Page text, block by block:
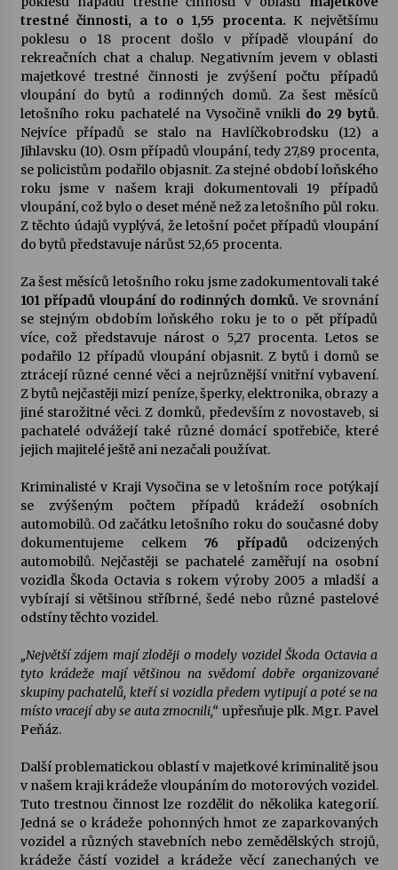
trestné činnosti, a to o 1,55 procenta. K největšímu
poklesu o 18 procent došlo v případě vloupání do
rekreačních chat a chalup. Negativním jevem v oblasti
majetkové trestné činnosti je zvýšení počtu případů
vloupání do bytů a rodinných domů. Za šest měsíců
letošního roku pachatelé na Vysočině vnikli do 29 bytů.
Nejvíce případů se stalo na Havlíčkobrodsku (12) a
Jihlavsku (10). Osm případů vloupání, tedy 27,89 procenta,
se policistům podařilo objasnit. Za stejné období loňského
roku jsme v našem kraji dokumentovali 19 případů
vloupání, což bylo o deset méně než za letošního půl roku.
Z těchto údajů vyplývá, že letošní počet případů vloupání
do bytů představuje nárůst 52,65 procenta.
Za šest měsíců letošního roku jsme zadokumentovali také
101 případů vloupání do rodinných domků.Ve srovnání
se stejným obdobím loňského roku je to o pět případů
více, což představuje nárost o 5,27 procenta. Letos se
podařilo 12 případů vloupání objasnit. Z bytů i domů se
ztrácejí různé cenné věci a nejrůznější vnitřní vybavení.
Z bytů nejčastěji mizí peníze, šperky, elektronika, obrazy a
jiné starožitné věci. Z domků, především z novostaveb, si
pachatelé odvážejí také různé domácí spotřebiče, které
jejich majitelé ještě ani nezačali používat.
Kriminalisté v Kraji Vysočina se v letošním roce potýkají
se zvýšeným počtem případů krádeží osobních
automobilů. Od začátku letošního roku do současné doby
dokumentujeme celkem 76 případů odcizených
automobilů. Nejčastěji se pachatelé zaměřují na osobní
vozidla Škoda Octavia s rokem výroby 2005 a mladší a
vybírají si většinou stříbrné, šedé nebo různé pastelové
odstíny těchto vozidel.
„Největší zájem mají zloději o modely vozidel Škoda Octavia a
tyto krádeže mají většinou na svědomí dobře organizované
skupiny pachatelů, kteří si vozidla předem vytipují a poté se na
místo vracejí aby se auta zmocnili,“ upřesňuje plk. Mgr. Pavel
Peňáz.
Další problematickou oblastí v majetkové kriminalitě jsou
v našem kraji krádeže vloupáním do motorových vozidel.
Tuto trestnou činnost lze rozdělit do několika kategorií.
Jedná se o krádeže pohonných hmot ze zaparkovaných
vozidel a různých stavebních nebo zemědělských strojů,
krádeže částí vozidel a krádeže věcí zanechaných ve